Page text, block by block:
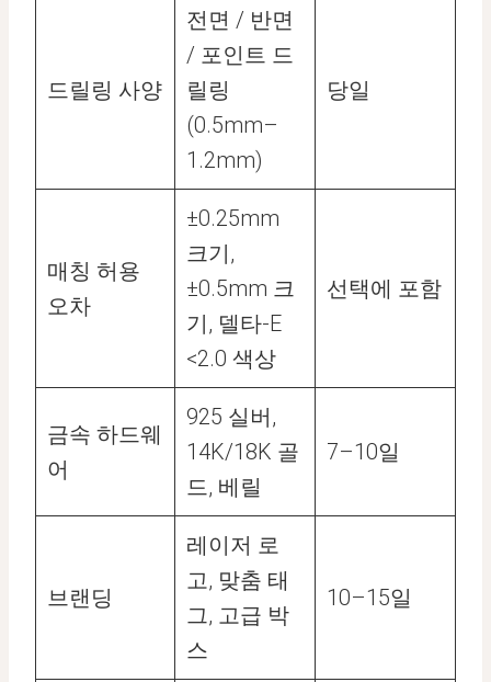
드릴링 사양
전면 / 반면
/ 포인트 드
릴링
(0.5mm–
1.2mm)
당일
매칭 허용
오차
±0.25mm
크기,
±0.5mm 크
기, 델타-E
<2.0 색상
선택에 포함
금속 하드웨
어
925 실버,
14K/18K 골
드, 베릴
7–10일
브랜딩
레이저 로
고, 맞춤 태
그, 고급 박
스
10–15일